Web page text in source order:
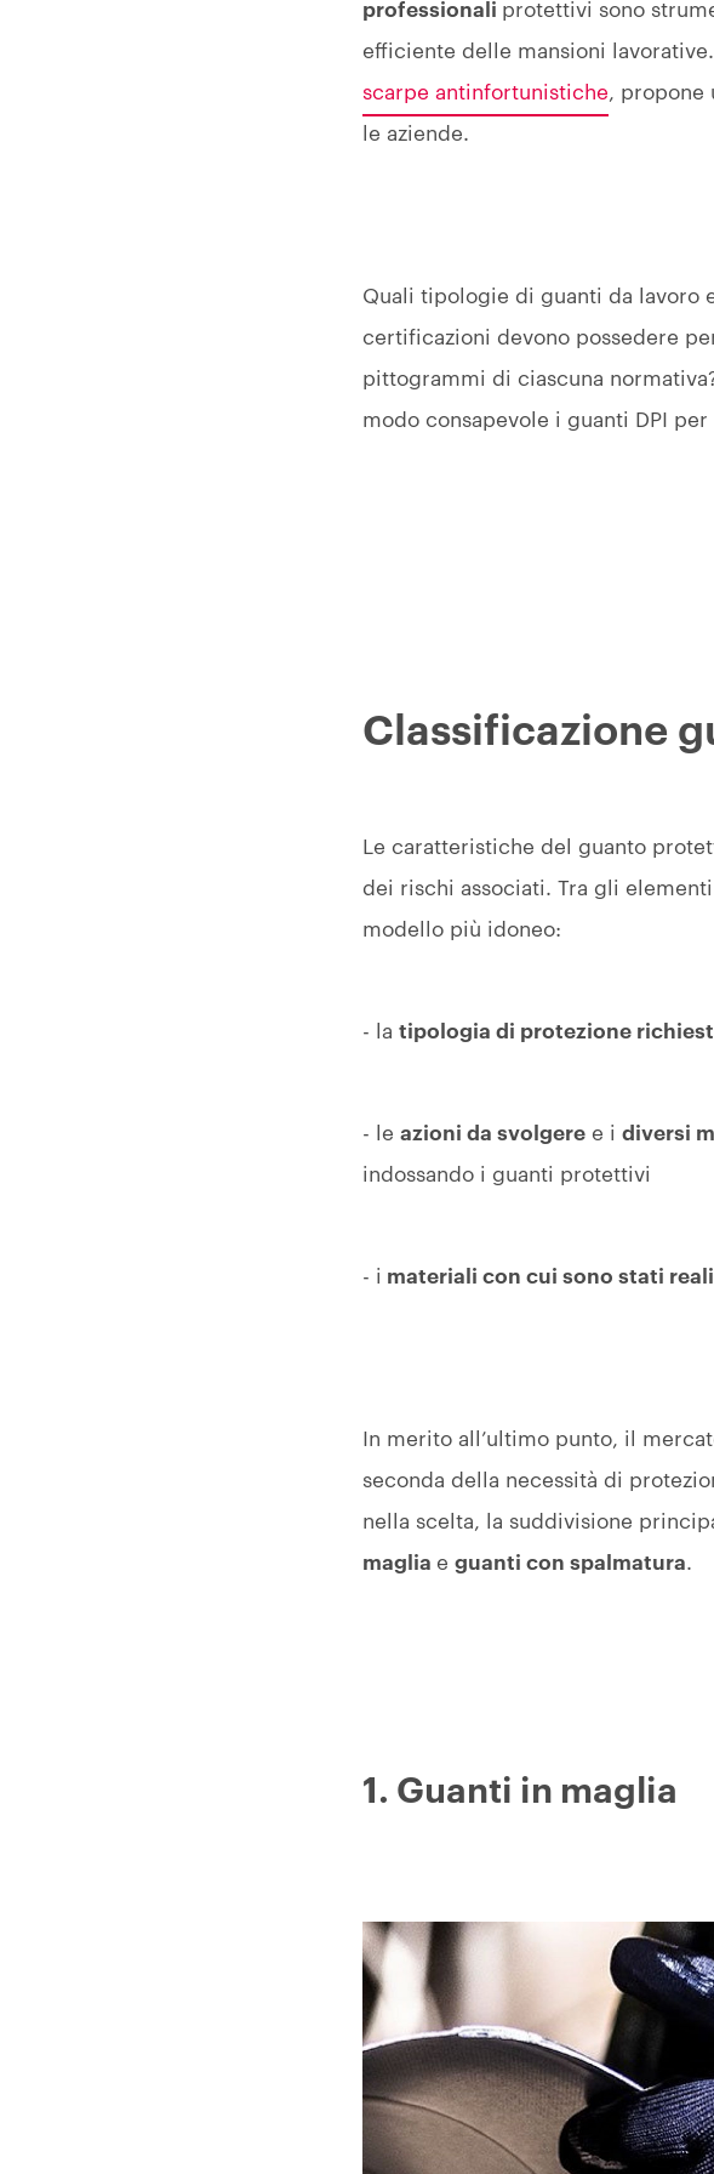
professionali protettivi sono
efficiente delle mansioni
scarpe antinfortunistiche, propone
le aziende.
Quali tipologie di guanti da lavoro
certificazioni devono possedere
pittogrammi di ciascuna
modo consapevole i guanti DPI
Classificazione
Le caratteristiche del guanto
dei rischi associati. Tra gli
modello più idoneo:
- latipologia di protezione
- leazioni da svolgere e idiversi
indossando i guanti protettivi
- i materiali con cui sono stati
In merito all’ultimo punto, il
seconda della necessità di
nella scelta, la suddivisione
maglia eguanti con spalmatura.
1. Guanti in maglia